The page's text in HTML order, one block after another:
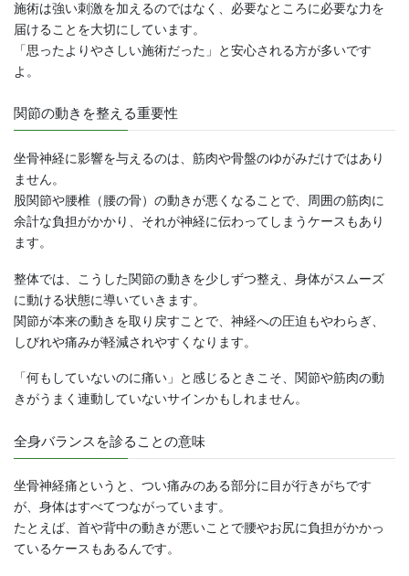
施術は強い刺激を加えるのではなく、必要なところに必要な力を
届けることを大切にしています。
「思ったよりやさしい施術だった」と安心される方が多いです
よ。
関節の動きを整える重要性
坐骨神経に影響を与えるのは、筋肉や骨盤のゆがみだけではあり
ません。
股関節や腰椎（腰の骨）の動きが悪くなることで、周囲の筋肉に
余計な負担がかかり、それが神経に伝わってしまうケースもあり
ます。
整体では、こうした関節の動きを少しずつ整え、身体がスムーズ
に動ける状態に導いていきます。
関節が本来の動きを取り戻すことで、神経への圧迫もやわらぎ、
しびれや痛みが軽減されやすくなります。
「何もしていないのに痛い」と感じるときこそ、関節や筋肉の動
きがうまく連動していないサインかもしれません。
全身バランスを診ることの意味
坐骨神経痛というと、つい痛みのある部分に目が行きがちです
が、身体はすべてつながっています。
たとえば、首や背中の動きが悪いことで腰やお尻に負担がかかっ
ているケースもあるんです。